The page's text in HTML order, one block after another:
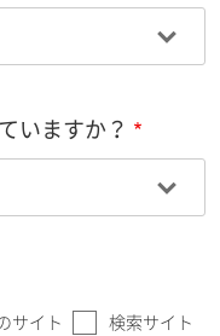
いますか？
サイト 検索サイト